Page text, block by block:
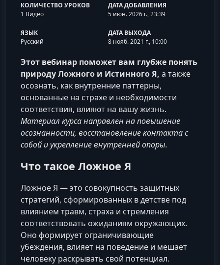
КОЛИЧЕСТВО УРОКОВ
1 Видео
ДАТА ДОБАВЛЕНИЯ
5 июн. 2026 г., 23:39
ЯЗЫК
Русский
ДАТА ВЫХОДА
8 нояб. 2021 г., 10:00
Этот вебинар поможет вам глубже понять
природу Ложного и Истинного Я, а также
осознать, как внутренние паттерны,
основанные на страхе и необходимости
соответствия, влияют на вашу жизнь.
Материал курса направлен на повышение
осознанности, восстановление контакта с
собой и укрепление внутренней опоры.
Что такое Ложное Я
Ложное Я — это совокупность защитных
стратегий, сформированных в детстве под
влиянием травм, страха и стремления
соответствовать ожиданиям окружающих.
Оно формирует ограничивающие
убеждения, влияет на поведение и мешает
человеку раскрывать свой потенциал.